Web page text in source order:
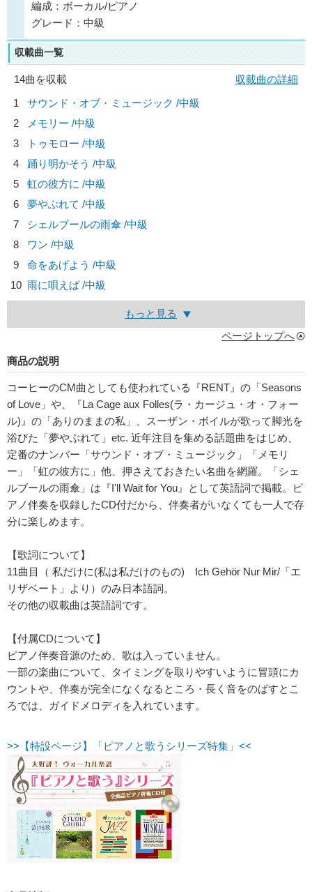
編成：ボーカル/ピアノ
グレード：中級
収載曲一覧
14曲を収載
収載曲の詳細
1
サウンド・オブ・ミュージック /中級
2
メモリー /中級
3
トゥモロー /中級
4
踊り明かそう /中級
5
虹の彼方に /中級
6
夢やぶれて /中級
7
シェルブールの雨傘 /中級
8
ワン /中級
9
命をあげよう /中級
10 雨に唄えば /中級
もっと見る
ページトップへ
商品の説明
コーヒーのCM曲としても使われている『RENT』の「Seasons
of Love」や、『La Cage aux Folles(ラ・カージュ・オ・フォー
ル)』の「ありのままの私」、スーザン・ボイルが歌って脚光を
浴びた「夢やぶれて」etc. 近年注目を集める話題曲をはじめ、
定番のナンバー「サウンド・オブ・ミュージック」「メモリ
ー」「虹の彼方に」他、押さえておきたい名曲を網羅。「シェ
ルブールの雨傘」は『I'll Wait for You』として英語詞で掲載。ピ
アノ伴奏を収録したCD付だから、伴奏者がいなくても一人で存
分に楽しめます。
【歌詞について】
11曲目（ 私だけに(私は私だけのもの) Ich Gehör Nur Mir/「エ
リザベート」より）のみ日本語詞。
その他の収載曲は英語詞です。
【付属CDについて】
ピアノ伴奏音源のため、歌は入っていません。
一部の楽曲について、タイミングを取りやすいように冒頭にカ
ウントや、伴奏が完全になくなるところ・長く音をのばすとこ
ろでは、ガイドメロディを入れています。
>>【特設ページ】「ピアノと歌うシリーズ特集」<<